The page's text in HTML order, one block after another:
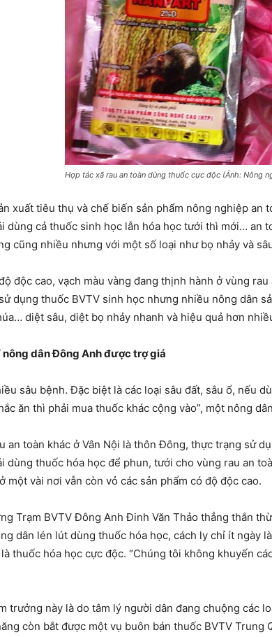
Hợp tác xã rau an toàn dùng thuốc cực độc (Ảnh: Nông
xuất tiêu thụ và chế biến sản phẩm nông nghiệp an
dùng cả thuốc sinh học lẫn hóa học tưới thì mới… an
cũng nhiều nhưng với một số loại như bọ nhảy và
độc cao, vạch màu vàng đang thịnh hành ở vùng
dụng thuốc BVTV sinh học nhưng nhiều nông dân
diệt sâu, diệt bọ nhảy nhanh và hiệu quả hơn
dân Đông Anh được trợ giá
sâu bệnh. Đặc biệt là các loại sâu đất, sâu ổ, nếu
ăn thì phải mua thuốc khác cộng vào”, một nông
an toàn khác ở Vân Nội là thôn Đông, thực trạng sử
dùng thuốc hóa học để phun, tưới cho vùng rau an
một vài nơi vẫn còn vỏ các sản phẩm có độ độc cao.
Trạm BVTV Đông Anh Đinh Văn Thảo thẳng thắn
dân lén lút dùng thuốc hóa học, cách ly chỉ ít ngày
thuốc hóa học cực độc. “Chúng tôi không khuyến
trưởng này là do tâm lý người dân đang chuộng các
còn bắt được một vụ buôn bán thuốc BVTV